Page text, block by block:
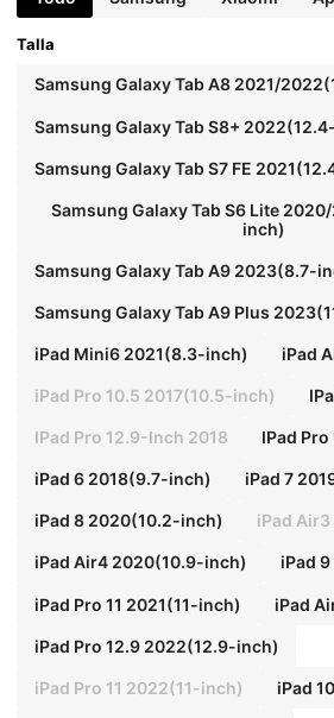
Talla
Samsung Galaxy Tab A8 2021/
Samsung Galaxy Tab S8+
Samsung Galaxy Tab S7 FE
Samsung Galaxy Tab S6 Lite
inch)
Samsung Galaxy Tab A9 2023(8.7-
Samsung Galaxy Tab A9 Plus
iPad Mini6 2021(8.3-inch) iPad
iPad Pro 10.5 2017(10.5-inch)
IPad Pro 12.9-Inch 2018 IPad
iPad 6 2018(9.7-inch) iPad 7
iPad 8 2020(10.2-inch) iPad
iPad Air4 2020(10.9-inch) iPad
iPad Pro 11 2021(11-inch) iPad
iPad Pro 12.9 2022(12.9-inch)
iPad Pro 11 2022(11-inch) iPad